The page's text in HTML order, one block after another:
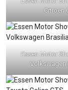
Citroen
Essen Motor
Volkswagen